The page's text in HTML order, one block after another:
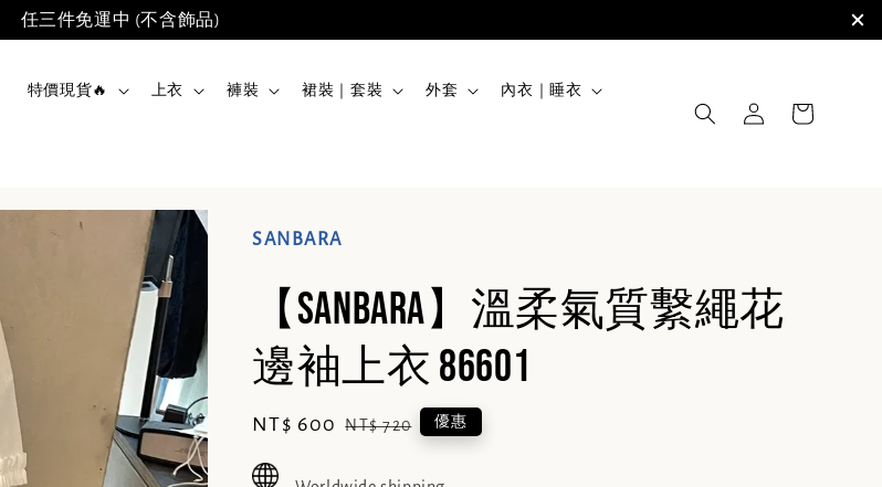
任三件免運中 (不含飾品)
特價現貨🔥 上衣 褲裝 裙裝｜套裝 外套 內衣｜睡衣
SANBARA
【SANBARA】溫柔氣質繫繩花
邊袖上衣 86601
Sale
NT$ 600 Regular
NT$ 720 優惠